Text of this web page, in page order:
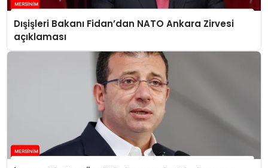
Dışişleri Bakanı Fidan’dan NATO Ankara Zirvesi
açıklaması